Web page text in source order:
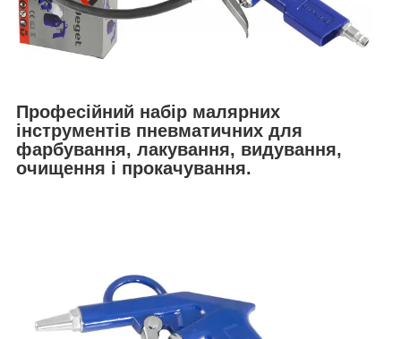
Професійний набір малярних
інструментів пневматичних для
фарбування, лакування, видування,
очищення і прокачування.